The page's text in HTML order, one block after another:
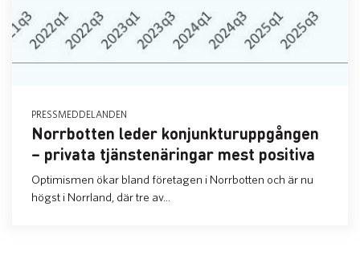
PRESSMEDDELANDEN
Norrbotten leder konjunkturuppgången
– privata tjänstenäringar mest positiva
Optimismen ökar bland företagen i Norrbotten och är nu
högst i Norrland, där tre av...